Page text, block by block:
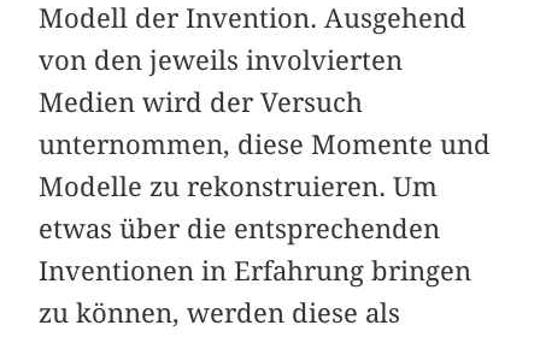
Modell der Invention. Ausgehend
von den jeweils involvierten
Medien wird der Versuch
unternommen, diese Momente und
Modelle zu rekonstruieren. Um
etwas über die entsprechenden
Inventionen in Erfahrung bringen
zu können, werden diese als